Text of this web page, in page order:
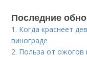
Последние
1. Когда краснеет
винограде
2. Польза от ожогов